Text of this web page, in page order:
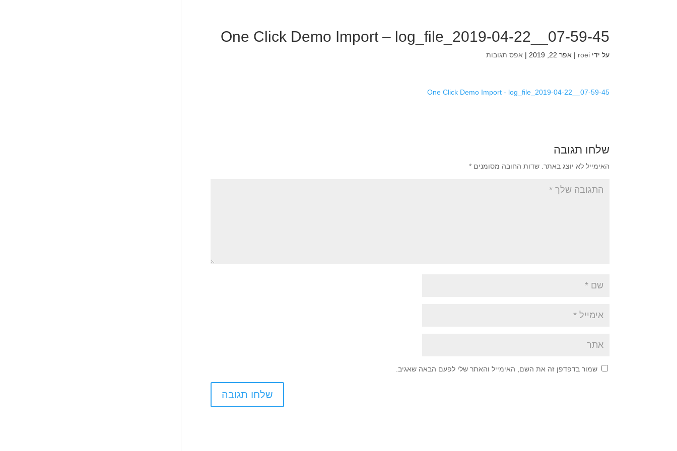
One Click Demo Import – log_file_2019-04-22__07-59-45
על ידיroei
| אפר 22, 2019 | אפס תגובות
One Click Demo Import - log_file_2019-04-22__07-59-45
שלחו תגובה
האימייל לא יוצג באתר. שדות החובה מסומנים*
שמור בדפדפן זה את השם, האימייל והאתר שלי לפעם הבאה שאגיב.